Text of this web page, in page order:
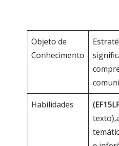
Objeto de
Conhecimento
Habilidades